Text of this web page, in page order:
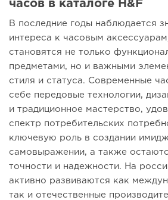
часов в каталоге H&F
В последние годы наблюдается
интереса к часовым
становятся не только
предметами, но и важными
стиля и статуса. Современные
себе передовые технологии,
и традиционное мастерство,
спектр потребительских
ключевую роль в создании
самовыражении, а также
точности и надежности. На
активно развиваются как
так и отечественные